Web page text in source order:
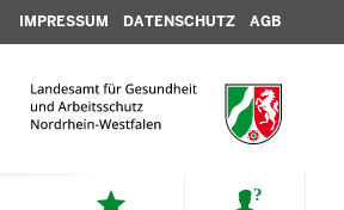
IMPRESSUM DATENSCHUTZ AGB